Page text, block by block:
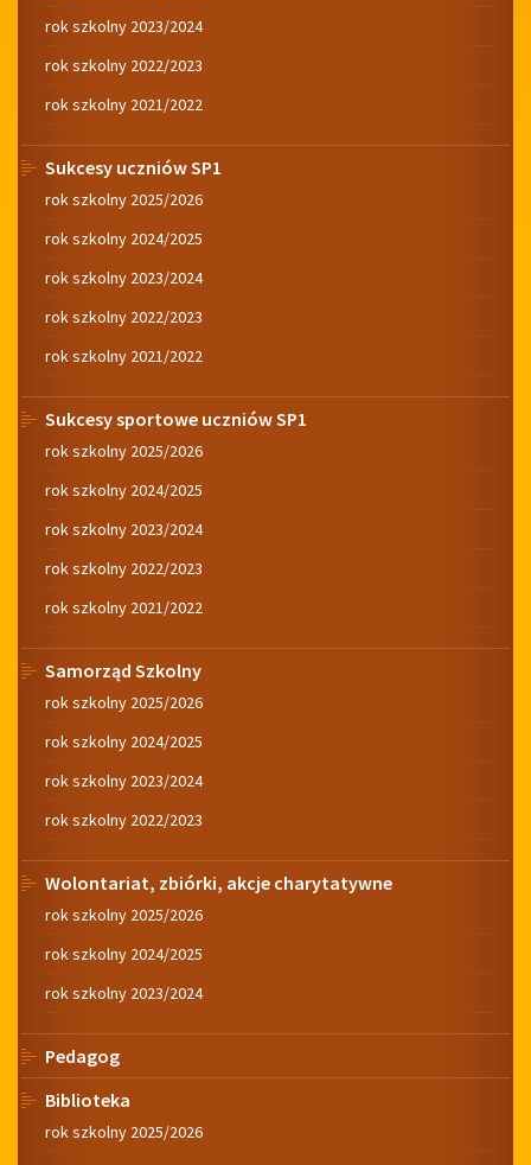
z
klas
II
szkolny
2026/2027.
rok szkolny 2023/2024
rok szkolny 2022/2023
rok szkolny 2021/2022
Sukcesy uczniów SP1
rok szkolny 2025/2026
rok szkolny 2024/2025
rok szkolny 2023/2024
rok szkolny 2022/2023
rok szkolny 2021/2022
Sukcesy sportowe uczniów SP1
rok szkolny 2025/2026
rok szkolny 2024/2025
rok szkolny 2023/2024
rok szkolny 2022/2023
rok szkolny 2021/2022
Samorząd Szkolny
rok szkolny 2025/2026
rok szkolny 2024/2025
rok szkolny 2023/2024
rok szkolny 2022/2023
Wolontariat, zbiórki, akcje charytatywne
rok szkolny 2025/2026
rok szkolny 2024/2025
rok szkolny 2023/2024
Pedagog
Biblioteka
rok szkolny 2025/2026